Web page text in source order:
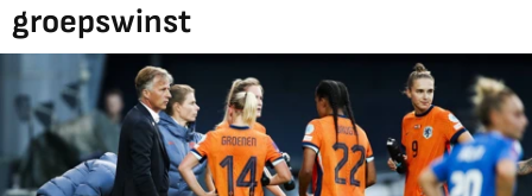
groepswinst